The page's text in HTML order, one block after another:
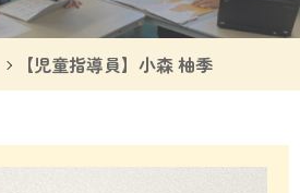
【児童指導員】小森 柚季